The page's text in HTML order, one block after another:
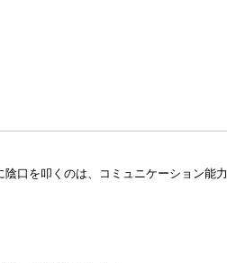
口を叩くのは、コミュニケーション能力